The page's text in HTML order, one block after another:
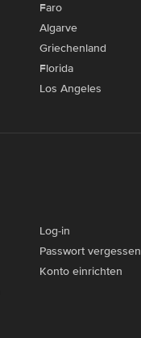
Faro
Algarve
Griechenland
Florida
Los Angeles
Log-in
Passwort vergessen
Konto einrichten